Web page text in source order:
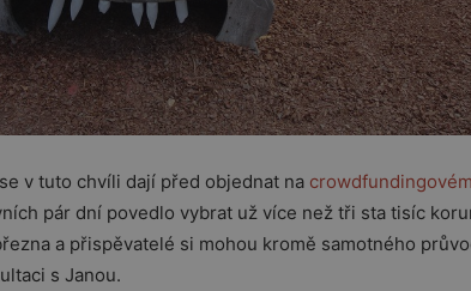
v tuto chvíli dají před objednat na
pár dní povedlo vybrat už více než tři sta tisíc
a přispěvatelé si mohou kromě samotného
s Janou.